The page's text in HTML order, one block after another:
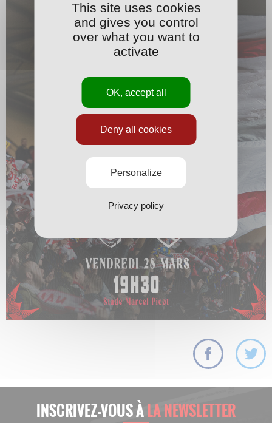
INSCRIVEZ-VOUS ÀLA NEWSLETTER
This site uses cookies
and gives you control
over what you want to
activate
OK, accept all
Deny all cookies
Personalize
Privacy policy